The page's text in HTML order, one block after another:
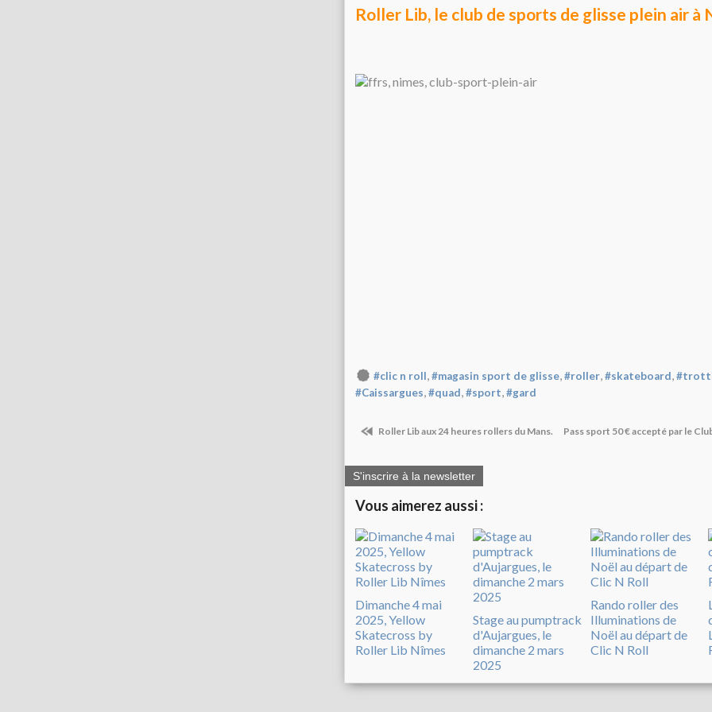
Roller Lib, le club de sports de glisse plein air à
#clic n roll #magasin sport de glisse #roller #skateboard
#Caissargues,#quad,#sport,#gard
Roller Lib aux 24 heures rollers du Mans. Pass sport 50 € accepté par le
S'inscrire à la newsletter
Vous aimerez aussi :
Dimanche 4 mai
2025, Yellow
Skatecross by
Roller Lib Nîmes
Stage au pumptrack
d'Aujargues, le
dimanche 2 mars
2025
Rando roller des
Illuminations de
Noël au départ de
Clic N Roll